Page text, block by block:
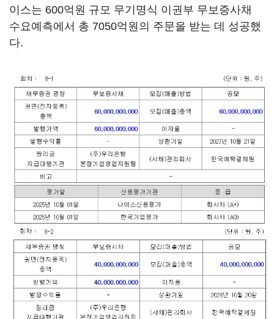
이스는 600억원 규모 무기명식 이권부 무보증사채
수요예측에서 총 7050억원의 주문을 받는 데 성공했
다.